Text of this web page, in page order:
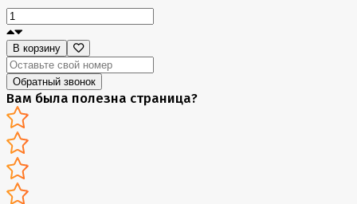
В корзину
Обратный звонок
Вам была полезна страница?